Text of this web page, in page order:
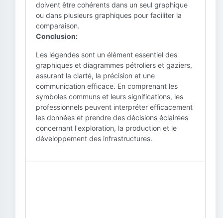
doivent être cohérents dans un seul graphique
ou dans plusieurs graphiques pour faciliter la
comparaison.
Conclusion:
Les légendes sont un élément essentiel des
graphiques et diagrammes pétroliers et gaziers,
assurant la clarté, la précision et une
communication efficace. En comprenant les
symboles communs et leurs significations, les
professionnels peuvent interpréter efficacement
les données et prendre des décisions éclairées
concernant l'exploration, la production et le
développement des infrastructures.